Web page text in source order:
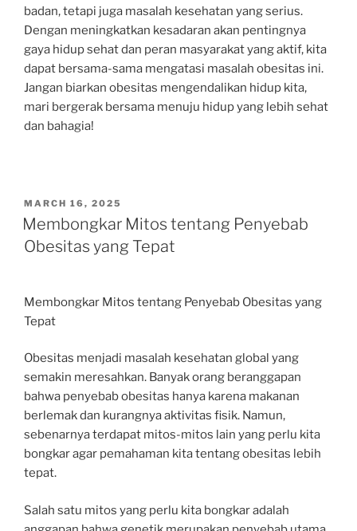
badan, tetapi juga masalah kesehatan yang serius.
Dengan meningkatkan kesadaran akan pentingnya
gaya hidup sehat dan peran masyarakat yang aktif, kita
dapat bersama-sama mengatasi masalah obesitas ini.
Jangan biarkan obesitas mengendalikan hidup kita,
mari bergerak bersama menuju hidup yang lebih sehat
dan bahagia!
POSTED
ON
MARCH 16, 2025
Membongkar Mitos tentang Penyebab
Obesitas yang Tepat
Membongkar Mitos tentang Penyebab Obesitas yang
Tepat
Obesitas menjadi masalah kesehatan global yang
semakin meresahkan. Banyak orang beranggapan
bahwa penyebab obesitas hanya karena makanan
berlemak dan kurangnya aktivitas fisik. Namun,
sebenarnya terdapat mitos-mitos lain yang perlu kita
bongkar agar pemahaman kita tentang obesitas lebih
tepat.
Salah satu mitos yang perlu kita bongkar adalah